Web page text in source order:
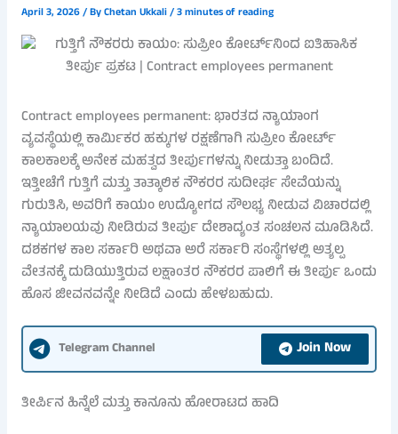
April 3, 2026/ ByChetan Ukkali/3 minutes of reading
Contract employees permanent: ಭಾರತದ ನ್ಯಾಯಾಂಗ
ವ್ಯವಸ್ಥೆಯಲ್ಲಿ ಕಾರ್ಮಿಕರ ಹಕ್ಕುಗಳ ರಕ್ಷಣೆಗಾಗಿ ಸುಪ್ರೀಂ ಕೋರ್ಟ್
ಕಾಲಕಾಲಕ್ಕೆ ಅನೇಕ ಮಹತ್ವದ ತೀರ್ಪುಗಳನ್ನು ನೀಡುತ್ತಾ ಬಂದಿದೆ.
ಇತ್ತೀಚೆಗೆ ಗುತ್ತಿಗೆ ಮತ್ತು ತಾತ್ಕಾಲಿಕ ನೌಕರರ ಸುದೀರ್ಘ ಸೇವೆಯನ್ನು
ಗುರುತಿಸಿ, ಅವರಿಗೆ ಕಾಯಂ ಉದ್ಯೋಗದ ಸೌಲಭ್ಯ ನೀಡುವ ವಿಚಾರದಲ್ಲಿ
ನ್ಯಾಯಾಲಯವು ನೀಡಿರುವ ತೀರ್ಪು ದೇಶಾದ್ಯಂತ ಸಂಚಲನ ಮೂಡಿಸಿದೆ.
ದಶಕಗಳ ಕಾಲ ಸರ್ಕಾರಿ ಅಥವಾ ಅರೆ ಸರ್ಕಾರಿ ಸಂಸ್ಥೆಗಳಲ್ಲಿ ಅತ್ಯಲ್ಪ
ವೇತನಕ್ಕೆ ದುಡಿಯುತ್ತಿರುವ ಲಕ್ಷಾಂತರ ನೌಕರರ ಪಾಲಿಗೆ ಈ ತೀರ್ಪು ಒಂದು
ಹೊಸ ಜೀವನವನ್ನೇ ನೀಡಿದೆ ಎಂದು ಹೇಳಬಹುದು.
Telegram Channel Join Now
ತೀರ್ಪಿನ ಹಿನ್ನೆಲೆ ಮತ್ತು ಕಾನೂನು ಹೋರಾಟದ ಹಾದಿ